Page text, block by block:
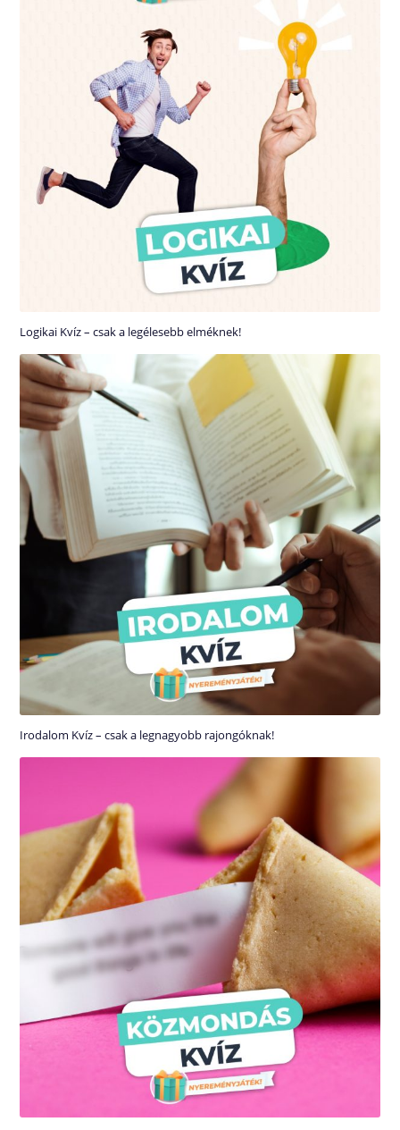
Logikai Kvíz – csak a legélesebb elméknek!
Irodalom Kvíz – csak a legnagyobb rajongóknak!